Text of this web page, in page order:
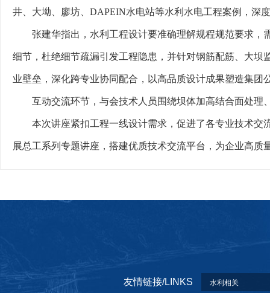
井、大坳、廖坊、DAPEIN水电站等水利水电工程案例，深
张建华指出，水利工程设计要准确理解规程规范要求
细节，杜绝细节疏漏引发工程隐患，并针对钢筋配筋、大
业壁垒，深化跨专业协同配合，以高品质设计成果塑造集团
互动交流环节，与会技术人员围绕坝体加高结合面处
本次讲座紧扣工程一线设计需求，促进了各专业技术
展总工系列专题讲座，搭建优质技术交流平台，为企业高质
友情链接/LINKS